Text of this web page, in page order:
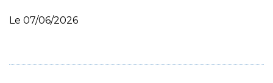
Le 07/06/2026